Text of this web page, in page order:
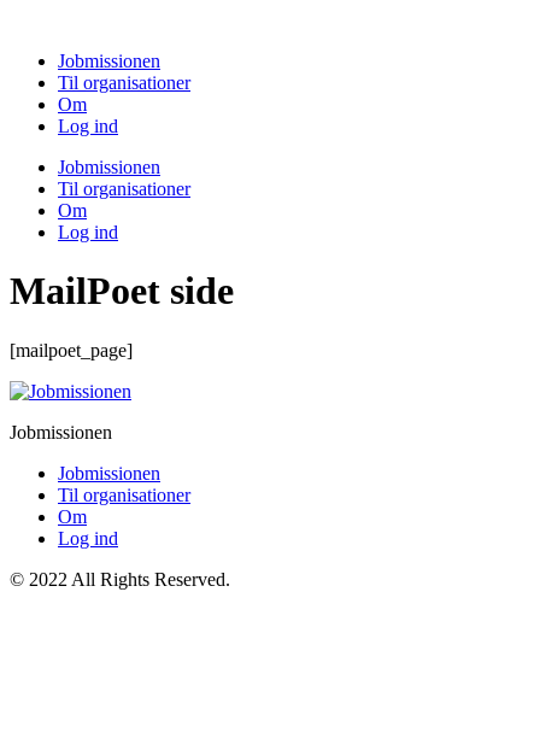
indholdJobmissionen
Til organisationer
Om
Log ind
Jobmissionen
Til organisationer
Om
Log ind
MailPoet side
[mailpoet_page]
Jobmissionen
Jobmissionen
Til organisationer
Om
Log ind
© 2022 All Rights Reserved.